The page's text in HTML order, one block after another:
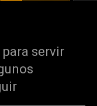
servir